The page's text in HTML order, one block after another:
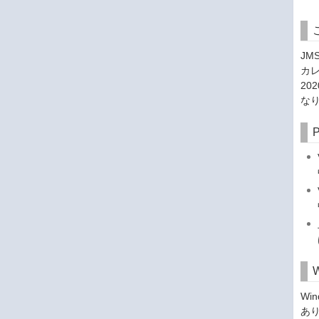
カ
な
あ